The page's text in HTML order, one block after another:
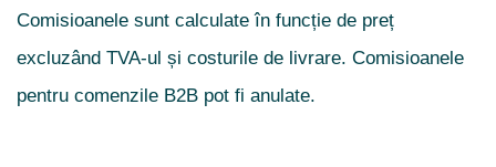
Comisioanele sunt calculate în funcție de preț
excluzând TVA-ul și costurile de livrare. Comisioanele
pentru comenzile B2B pot fi anulate.